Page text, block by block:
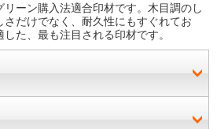
ーン購入法適合印材です。木目調のし
さだけでなく、耐久性にもすぐれてお
た、最も注目される印材です。